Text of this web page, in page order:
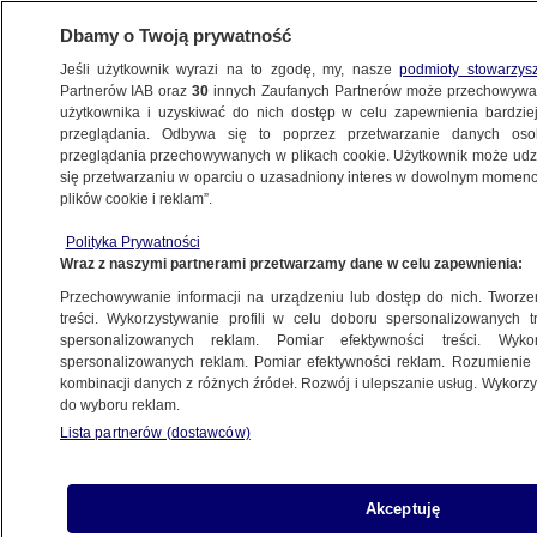
POLSKA
w kościołach. "Niezbyt ciekawe"
9.09.2012, 14:10
Udostępnij
Dbamy o Twoją prywatność
Jeśli użytkownik wyrazi na to zgodę, my, naszepodmioty
Partnerów IAB oraz30 innych Zaufanych Partnerów może
użytkownika i uzyskiwać do nich dostęp w celu zapewnienia
przeglądania. Odbywa się to poprzez przetwarzanie danych
przeglądania przechowywanych w plikach cookie. Użytkownik może
się przetwarzaniu w oparciu o uzasadniony interes w dowolnym
plików cookie i reklam”.
Polityka Prywatności
Wraz z naszymi partnerami przetwarzamy dane w celu zapewnienia:
Przechowywanie informacji na urządzeniu lub dostęp do nich.
treści. Wykorzystywanie profili w celu doboru spersonalizowanych
spersonalizowanych reklam. Pomiar efektywności treści.
spersonalizowanych reklam. Pomiar efektywności reklam.
kombinacji danych z różnych źródeł. Rozwój i ulepszanie usług.
do wyboru reklam.
Lista partnerów (dostawców)
Akceptuję